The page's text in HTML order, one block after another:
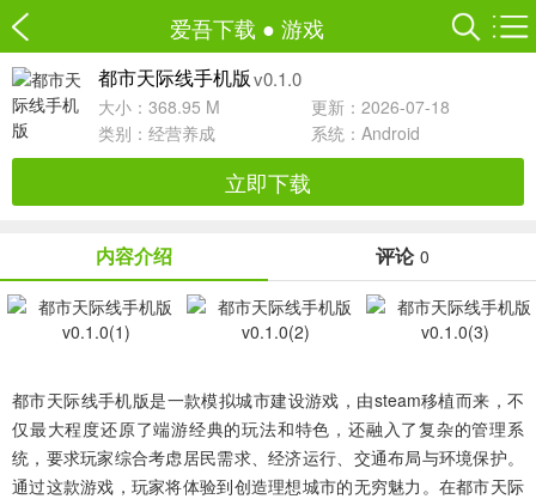
爱吾下载 ● 游戏
都市天际线手机版 v0.1.0
大小：368.95 M
更新：2026-07-18
类别： 经营养成 系统：Android
立即下载
内容介绍 评论 0
都市天际线手机版是一款模拟城市建设游戏，由steam移植而来，不
仅最大程度还原了端游经典的玩法和特色，还融入了复杂的管理系
统，要求玩家综合考虑居民需求、经济运行、交通布局与环境保护。
通过这款游戏，玩家将体验到创造理想城市的无穷魅力。在都市天际